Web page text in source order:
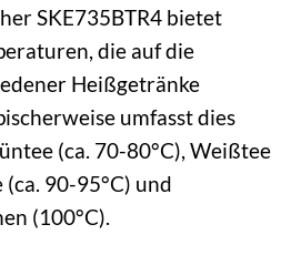
SKE735BTR4 bietet
die auf die
Heißgetränke
umfasst dies
(ca. 70-80°C), Weißtee
(ca. 90-95°C) und
(100°C).